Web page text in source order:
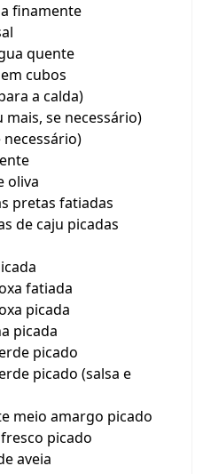
finamente
quente
cubos
a calda)
mais, se necessário)
necessário)
oliva
pretas fatiadas
de caju picadas
fatiada
picada
picada
picado
picado (salsa e
meio amargo picado
picado
aveia